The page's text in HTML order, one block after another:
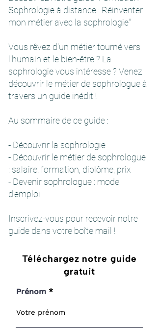
Sophrologie à distance : Réinventer
mon métier avec la sophrologie"
Vous rêvez d'un métier tourné vers
l'humain et le bien-être ? La
sophrologie vous intéresse ? Venez
découvrir le métier de sophrologue à
travers un guide inédit !
Au sommaire de ce guide :
- Découvrir la sophrologie
- Découvrir le métier de sophrologue
: salaire, formation, diplôme, prix
- Devenir sophrologue : mode
d'emploi
Inscrivez-vous pour recevoir notre
guide dans votre boîte mail !
Téléchargez notre guide
gratuit
Prénom